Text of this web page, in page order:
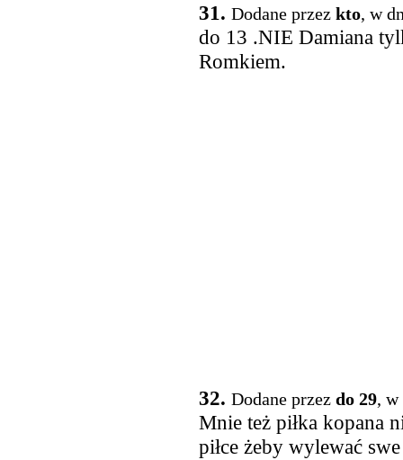
31. Dodane przez kto, w
do 13 .NIE Damiana
Romkiem.
32. Dodane przez do 29, w
Mnie też piłka kopana
piłce żeby wylewać